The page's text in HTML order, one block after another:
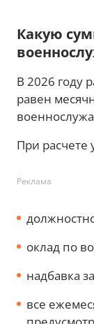
Какую
В 2026 году
равен
При расчете
Реклама
оклад по
надбавка
все